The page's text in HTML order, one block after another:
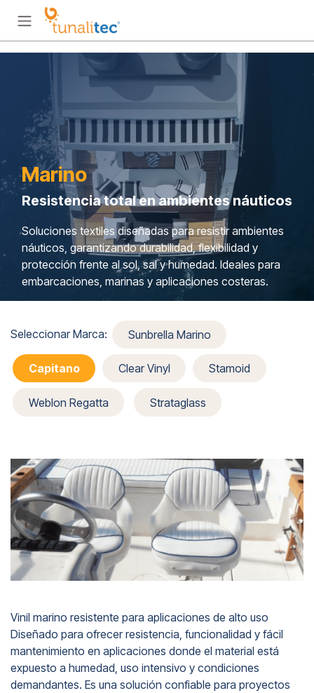
Ir al contenido
Marino
Resistencia total en ambientes náuticos
Soluciones textiles diseñadas para resistir ambientes
náuticos, garantizando durabilidad, flexibilidad y
protección frente al sol, sal y humedad. Ideales para
embarcaciones, marinas y aplicaciones costeras.
Seleccionar Marca: Sunbrella Marino
Capitano Clear Vinyl Stamoid
Weblon Regatta Strataglass
Vinil marino resistente para aplicaciones de alto uso
Diseñado para ofrecer resistencia, funcionalidad y fácil
mantenimiento en aplicaciones donde el material está
expuesto a humedad, uso intensivo y condiciones
demandantes. Es una solución confiable para proyectos